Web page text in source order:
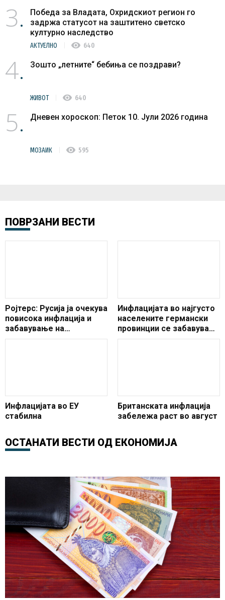
3
Победа за Владата, Охридскиот регион го
задржа статусот на заштитено светско
културно наследство
АКТУЕЛНО visibility 640
4 Зошто „летните“ бебиња се поздрави?
ЖИВОТ visibility 640
5 Дневен хороскоп: Петок 10. Јули 2026 година
МОЗАИК visibility 595
ПОВРЗАНИ ВЕСТИ
Ројтерс: Русија ја очекува
повисока инфлација и
забавување на
економскиот раст
Инфлацијата во најгусто
населените германски
провинции се забавува
во декември
Инфлацијата во ЕУ
стабилна
Британската инфлација
забележа раст во август
ОСТАНАТИ ВЕСТИ ОД ЕКОНОМИЈА